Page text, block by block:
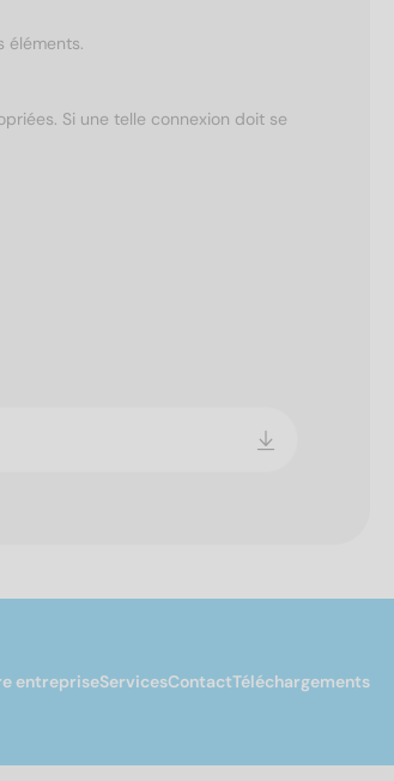
éléments.
Si une telle connexion doit se
entrepriseServicesContactTéléchargements